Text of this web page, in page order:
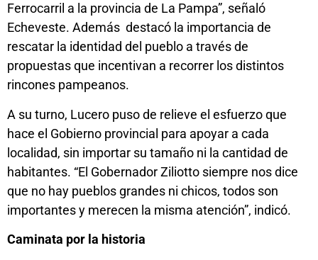
Ferrocarril a la provincia de La Pampa”, señaló
Echeveste. Además destacó la importancia de
rescatar la identidad del pueblo a través de
propuestas que incentivan a recorrer los distintos
rincones pampeanos.
A su turno, Lucero puso de relieve el esfuerzo que
hace el Gobierno provincial para apoyar a cada
localidad, sin importar su tamaño ni la cantidad de
habitantes. “El Gobernador Ziliotto siempre nos dice
que no hay pueblos grandes ni chicos, todos son
importantes y merecen la misma atención”, indicó.
Caminata por la historia